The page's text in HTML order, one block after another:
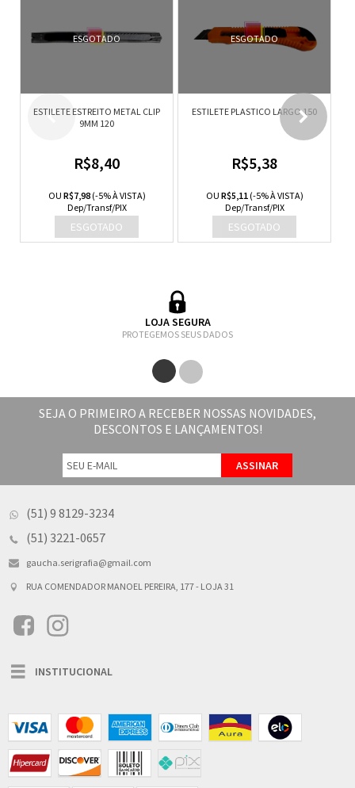
ESGOTADO
ESTILETE ESTREITO METAL CLIP
9MM 120
R$8,40
OU R$7,98(-5% À VISTA)
Dep/Transf/PIX
ESGOTADO
ESTILETE PLASTICO LARGO 150
R$5,38
OU R$5,11(-5% À VISTA)
Dep/Transf/PIX
LOJA SEGURA
PROTEGEMOS SEUS DADOS
SEJA O PRIMEIRO A RECEBER NOSSAS NOVIDADES,
DESCONTOS E LANÇAMENTOS!
(51) 9 8129-3234
(51) 3221-0657
gaucha.serigrafia@gmail.com
RUA COMENDADOR MANOEL PEREIRA, 177 - LOJA 31
ToggleINSTITUCIONAL